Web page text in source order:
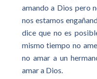
amando a Dios pero
nos estamos
dice que no es
mismo tiempo no
no amar a un
amar a Dios.